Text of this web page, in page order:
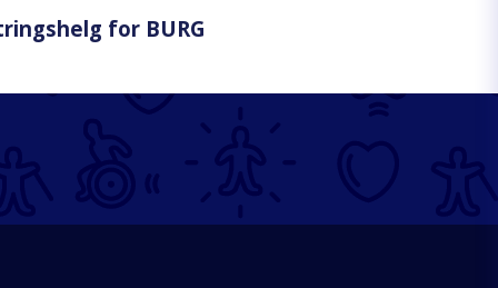
for BURG